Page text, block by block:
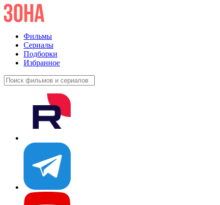
Фильмы
Сериалы
Подборки
Избранное